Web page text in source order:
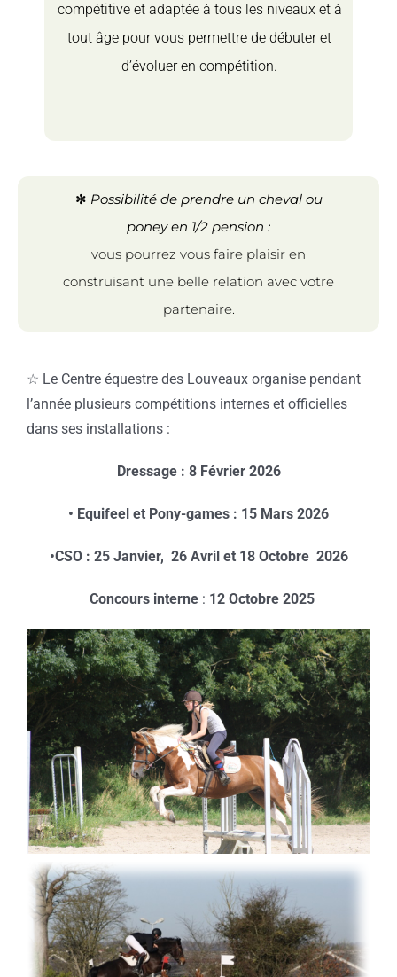
compétitive et adaptée à tous les niveaux et à
tout âge pour vous permettre de débuter et
d’évoluer en compétition.
✻ Possibilité de prendre un cheval ou
poney en 1/2 pension :
vous pourrez vous faire plaisir en
construisant une belle relation avec votre
partenaire.
☆ Le Centre équestre des Louveaux organise pendant
l’année plusieurs compétitions internes et officielles
dans ses installations :
Dressage : 8 Février 2026
• Equifeel et Pony-games : 15 Mars 2026
•CSO : 25 Janvier, 26 Avril et 18 Octobre 2026
Concours interne : 12 Octobre 2025